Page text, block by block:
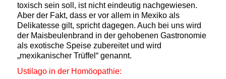
toxisch sein soll, ist nicht eindeutig nachgewiesen.
Aber der Fakt, dass er vor allem in Mexiko als
Delikatesse gilt, spricht dagegen. Auch bei uns wird
der Maisbeulenbrand in der gehobenen Gastronomie
als exotische Speise zubereitet und wird
„mexikanischer Trüffel“ genannt.
Ustilago in der Homöopathie: